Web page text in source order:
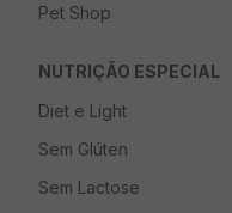
Pet Shop
NUTRIÇÃO ESPECIAL
Diet e Light
Sem Glúten
Sem Lactose